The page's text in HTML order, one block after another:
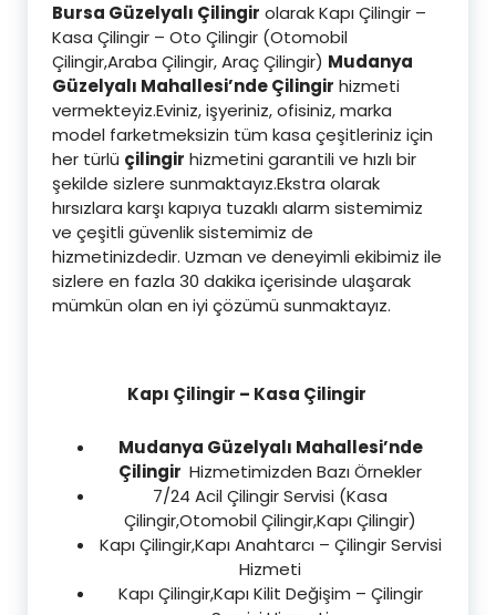
Bursa Güzelyalı Çilingir olarak Kapı Çilingir –
Kasa Çilingir – Oto Çilingir (Otomobil
Çilingir,Araba Çilingir, Araç Çilingir) Mudanya
Güzelyalı Mahallesi’nde Çilingir hizmeti
vermekteyiz.Eviniz, işyeriniz, ofisiniz, marka
model farketmeksizin tüm kasa çeşitleriniz için
her türlü çilingir hizmetini garantili ve hızlı bir
şekilde sizlere sunmaktayız.Ekstra olarak
hırsızlara karşı kapıya tuzaklı alarm sistemimiz
ve çeşitli güvenlik sistemimiz de
hizmetinizdedir. Uzman ve deneyimli ekibimiz ile
sizlere en fazla 30 dakika içerisinde ulaşarak
mümkün olan en iyi çözümü sunmaktayız.
Kapı Çilingir – Kasa Çilingir
Mudanya Güzelyalı Mahallesi’nde
Çilingir Hizmetimizden Bazı Örnekler
7/24 Acil Çilingir Servisi (Kasa
Çilingir,Otomobil Çilingir,Kapı Çilingir)
Kapı Çilingir,Kapı Anahtarcı – Çilingir Servisi
Hizmeti
Kapı Çilingir,Kapı Kilit Değişim – Çilingir